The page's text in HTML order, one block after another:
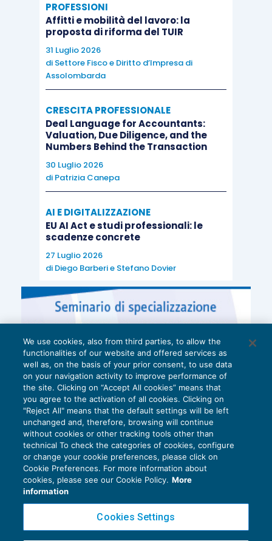
PROFESSIONI
Affitti e mobilità del lavoro: la
proposta di riforma del TUIR
31 Luglio 2026
di Settore Fisco e Diritto d’Impresa di
Assolombarda
CRESCITA PROFESSIONALE
Deal Language for Accountants:
Valuation, Due Diligence, and the
Numbers Behind the Transaction
30 Luglio 2026
di Patrizia Canepa
AI E DIGITALIZZAZIONE
EU AI Act e studi professionali: le
scadenze concrete
27 Luglio 2026
di Diego Barberie Stefano Dovier
Privacy Policy
Cookie Policy
We use cookies, also from third parties, to allow the
functionalities of our website and offered services as
well as, on the basis of your prior consent, to use data
on your navigation activity to improve performance of
the site. Clicking on “Accept All cookies” means that
you agree to the activation of all cookies. Clicking on
"Reject All" means that the default settings will be left
unchanged and, therefore, browsing will continue
without cookies or other tracking tools other than
technical To check the categories of cookies, configure
or change your cookie preferences, please click on
Cookie Preferences. For more information about
cookies, please see our Cookie Policy. More
information
Cookies Settings